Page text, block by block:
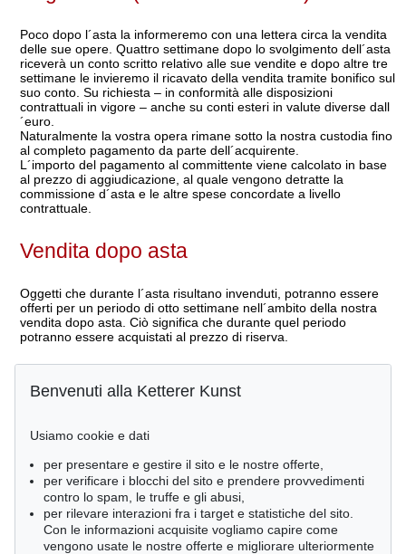
Poco dopo l´asta la informeremo con una lettera circa la vendita
delle sue opere. Quattro settimane dopo lo svolgimento dell´asta
riceverà un conto scritto relativo alle sue vendite e dopo altre tre
settimane le invieremo il ricavato della vendita tramite bonifico sul
suo conto. Su richiesta – in conformità alle disposizioni
contrattuali in vigore – anche su conti esteri in valute diverse dall
´euro.
Naturalmente la vostra opera rimane sotto la nostra custodia fino
al completo pagamento da parte dell´acquirente.
L´importo del pagamento al committente viene calcolato in base
al prezzo di aggiudicazione, al quale vengono detratte la
commissione d´asta e le altre spese concordate a livello
contrattuale.
Vendita dopo asta
Oggetti che durante l´asta risultano invenduti, potranno essere
offerti per un periodo di otto settimane nell´ambito della nostra
vendita dopo asta. Ciò significa che durante quel periodo
potranno essere acquistati al prezzo di riserva.
Stoccaggio
prima al ritiro del vostro oggetto presso la nostra sede. Su
´oggetto si trovi da noi da oltre tre settimane dalla chiusura della
vendita all´asta, verranno addebitati i costi di stoccaggio per il
deposito prolungato.
Benvenuti alla Ketterer Kunst
Usiamo cookie e dati
per presentare e gestire il sito e le nostre offerte,
per verificare i blocchi del sito e prendere provvedimenti
contro lo spam, le truffe e gli abusi,
per rilevare interazioni fra i target e statistiche del sito.
Con le informazioni acquisite vogliamo capire come
vengono usate le nostre offerte e migliorare ulteriormente